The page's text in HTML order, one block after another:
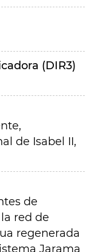
(DIR3)
de Isabel II,
de
red de
regenerada
Jarama